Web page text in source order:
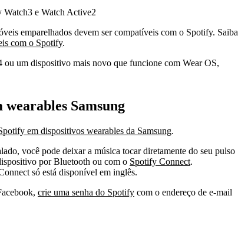
e Watch Active2
emparelhados devem ser compatíveis com o Spotify. Saiba
com o Spotify.
ou um dispositivo mais novo que funcione com Wear OS,
Samsung
em dispositivos wearables da Samsung.
você pode deixar a música tocar diretamente do seu pulso
por Bluetooth ou com o Spotify Connect.
só está disponível em inglês.
crie uma senha do Spotify com o endereço de e-mail